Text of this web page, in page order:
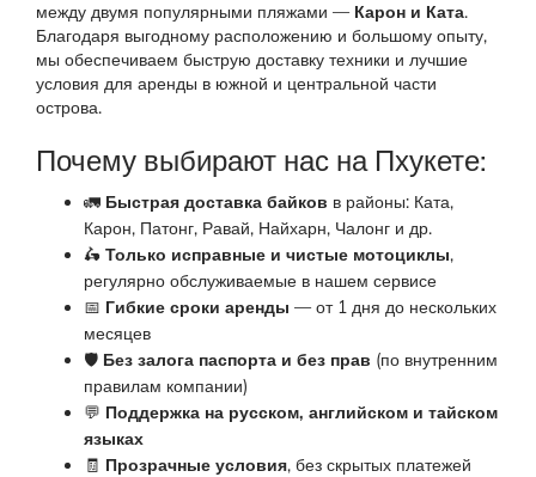
между двумя популярными пляжами — Карон и Ката.
Благодаря выгодному расположению и большому опыту,
мы обеспечиваем быструю доставку техники и лучшие
условия для аренды в южной и центральной части
острова.
Почему выбирают нас на Пхукете:
🚛 Быстрая доставка байков в районы: Ката,
Карон, Патонг, Равай, Найхарн, Чалонг и др.
🛵 Только исправные и чистые мотоциклы,
регулярно обслуживаемые в нашем сервисе
📅 Гибкие сроки аренды — от 1 дня до нескольких
месяцев
🛡 Без залога паспорта и без прав (по внутренним
правилам компании)
💬 Поддержка на русском, английском и тайском
языках
🧾 Прозрачные условия, без скрытых платежей